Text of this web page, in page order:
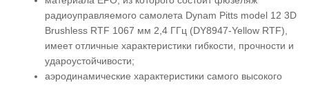
радиоуправляемого самолета Dynam Pitts model 12 3D
Brushless RTF 1067 мм 2,4 ГГц (DY8947-Yellow RTF),
имеет отличные характеристики гибкости, прочности и
удароустойчивости;
аэродинамические характеристики самого высокого